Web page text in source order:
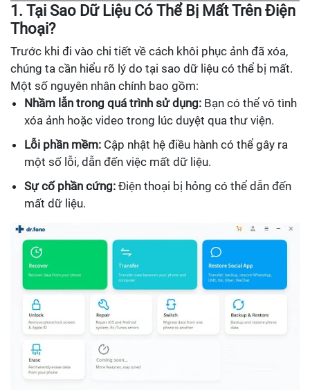
1. Tại Sao Dữ Liệu Có Thể Bị Mất Trên Điện
Thoại?
Trước khi đi vào chi tiết về cách khôi phục ảnh đã xóa,
chúng ta cần hiểu rõ lý do tại sao dữ liệu có thể bị mất.
Một số nguyên nhân chính bao gồm:
Nhầm lẫn trong quá trình sử dụng: Bạn có thể vô tình
xóa ảnh hoặc video trong lúc duyệt qua thư viện.
Lỗi phần mềm: Cập nhật hệ điều hành có thể gây ra
một số lỗi, dẫn đến việc mất dữ liệu.
Sự cố phần cứng: Điện thoại bị hỏng có thể dẫn đến
mất dữ liệu.